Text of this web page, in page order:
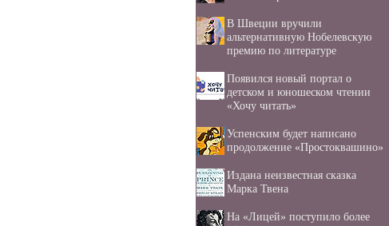
В Швеции вручили
альтернативную Нобелевскую
премию по литературе
Появился новый портал о
детском и юношеском чтении
«Хочу читать»
Успенским будет написано
продолжение «Простоквашино»
Издана неизвестная сказка
Марка Твена
На «Лицей» поступило более